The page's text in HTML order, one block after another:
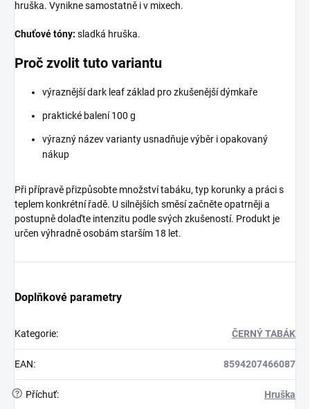
hruška. Vynikne samostatně i v mixech.
Chuťové tóny: sladká hruška.
Proč zvolit tuto variantu
výraznější dark leaf základ pro zkušenější dýmkaře
praktické balení 100 g
výrazný název varianty usnadňuje výběr i opakovaný
nákup
Při přípravě přizpůsobte množství tabáku, typ korunky a práci s
teplem konkrétní řadě. U silnějších směsí začněte opatrněji a
postupně dolaďte intenzitu podle svých zkušeností. Produkt je
určen výhradně osobám starším 18 let.
Doplňkové parametry
Kategorie: ČERNÝ TABÁK
EAN: 8594207466087
? Příchuť: Hruška